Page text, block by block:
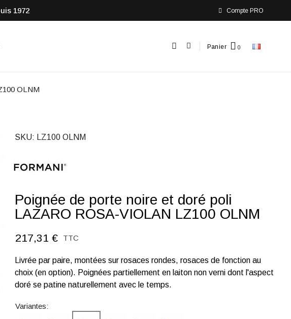
1972 Compte PRO
Panier
OLNM
SKU LZ100 OLNM
Poignée de porte noire et doré poli
LAZARO ROSA-VIOLAN LZ100 OLNM
217,31 € TTC
Livrée par paire, montées sur rosaces rondes, rosaces de fonction au
choix (en option). Poignées partiellement en laiton non verni dont l'aspect
doré se patine naturellement avec le temps.
Variantes: